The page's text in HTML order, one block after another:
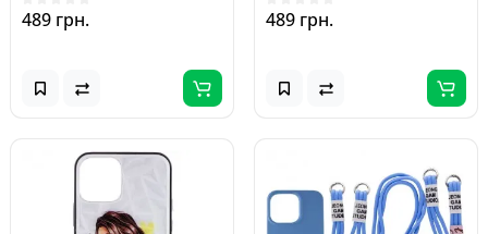
489 грн. 489 грн.